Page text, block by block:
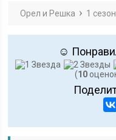
Орел и Решка 1 сезон
☺
(10